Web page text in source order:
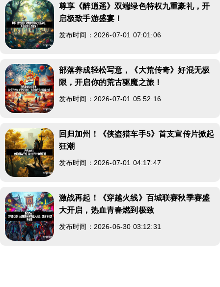
尊享《醉逍遥》双端绿色特权九重豪礼，开
启极致手游盛宴！
发布时间：2026-07-01 07:01:06
部落养成轻松写意，《大荒传奇》好混无极
限，开启你的荒古驱魔之旅！
发布时间：2026-07-01 05:52:16
回归加州！《侠盗猎车手5》首支宣传片掀起
狂潮
发布时间：2026-07-01 04:17:47
激战再起！《穿越火线》百城联赛秋季赛盛
大开启，热血青春燃到极致
发布时间：2026-06-30 03:12:31